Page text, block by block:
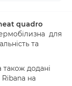
quadro
для
та
також додані
на